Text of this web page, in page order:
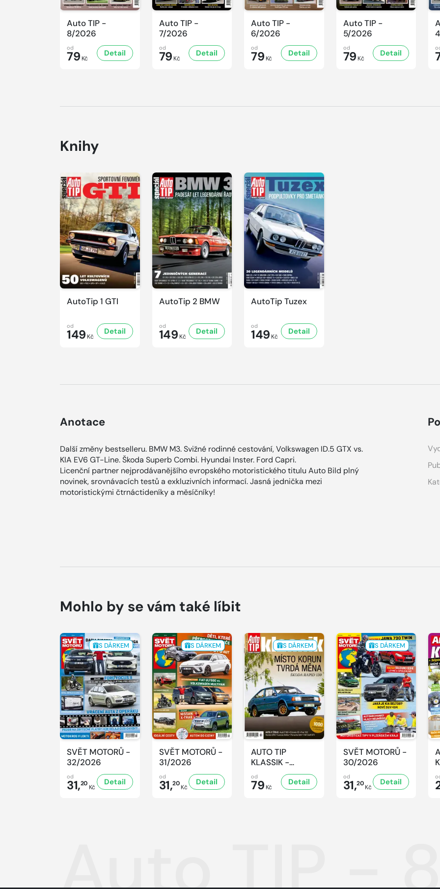
Auto TIP -
8/2026
od
79 Kč
Detail
Auto TIP -
7/2026
od
79 Kč
Detail
Auto TIP -
6/2026
od
79 Kč
Detail
Auto TIP -
5/2026
od
79 Kč
Detail
Knihy
AutoTip 1 GTI
od
149 Kč
Detail
AutoTip 2 BMW
od
149 Kč
Detail
AutoTip Tuzex
od
149 Kč
Detail
Anotace
Další změny bestselleru. BMW M3. Svižné rodinné cestování, Volkswagen ID.5 GTX vs.
KIA EV6 GT-Line. Škoda Superb Combi. Hyundai Inster. Ford Capri.
Licenční partner nejprodávanějšího evropského motoristického titulu Auto Bild plný
novinek, srovnávacích testů a exkluzivních informací. Jasná jednička mezi
motoristickými čtrnáctideníky a měsíčníky!
Mohlo by se vám také líbit
S DÁRKEM
SVĚT MOTORŮ -
32/2026
od
31,20 Kč
Detail
S DÁRKEM
SVĚT MOTORŮ -
31/2026
od
31,20Kč
Detail
S DÁRKEM
AUTO TIP
KLASSIK -
7/2026
od
79 Kč
Detail
S DÁRKEM
SVĚT MOTORŮ -
30/2026
od
31,20Kč
Detail
Auto TIP -